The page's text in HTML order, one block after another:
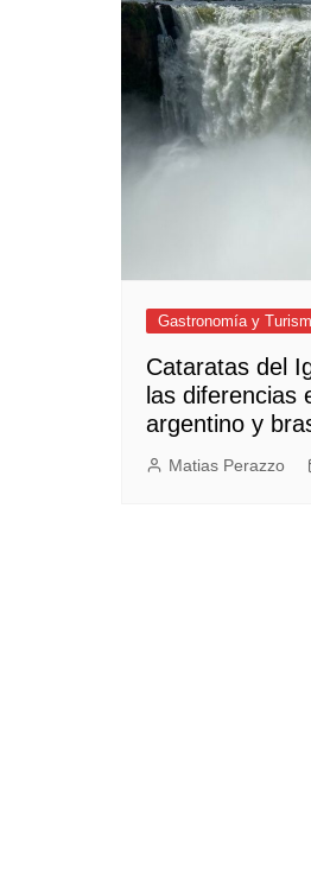
Empresas y
Automotos
Espectáculos
Trendy News
Gastronomía y
Cataratas del
las diferencias
argentino y
Matias Perazzo